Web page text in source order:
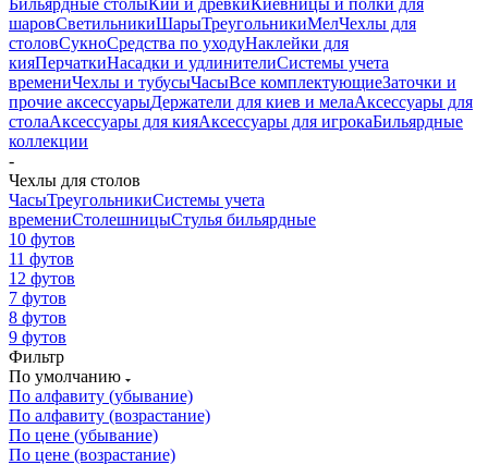
шаровСветильникиШарыТреугольникиМелЧехлы для
столовСукноСредства по уходуНаклейки для
кияПерчаткиНасадки и удлинителиСистемы учета
времениЧехлы и тубусыЧасыВсе комплектующиеЗаточки и
прочие аксессуарыДержатели для киев и мелаАксессуары для
столаАксессуары для кияАксессуары для игрокаБильярдные
коллекции
-
Чехлы для столов
ЧасыТреугольникиСистемы учета
времениСтолешницыСтулья бильярдные
10 футов
11 футов
12 футов
7 футов
8 футов
9 футов
Фильтр
По умолчанию
По алфавиту (убывание)
По алфавиту (возрастание)
По цене (убывание)
По цене (возрастание)